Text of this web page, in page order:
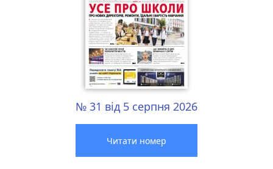
№ 31 від 5 серпня 2026
Читати номер